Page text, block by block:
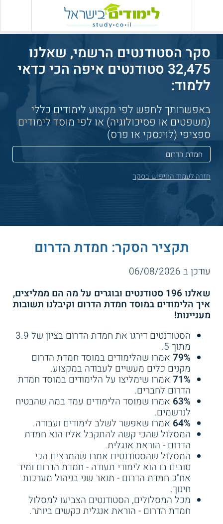
סקר הסטודנטים הרשמי, שאלנו
32,475 סטודנטים איפה הכי כדאי
ללמוד:
באפשרותך לחפש לפי מקצוע לימודים כללי
(משפטים או פסיכולוגיה) או לפי מוסד לימודים
ספציפי (לוינסקי או פרס)
חזרה לעמוד החיפוש בסקר
תקציר הסקר: חמדת הדרום
עודכן ב 06/08/2026
שאלנו 196 סטודנטים ובוגרים על מה הם ממליצים,
איך הלימודים במוסד חמדת הדרום וקיבלנו תשובות
מעניינות!
הסטודנטים דירגו את חמדת הדרום בציון של 3.9
מתוך 5.
79% אמרו שהלימודים במוסד חמדת הדרום
מקנים כלים מעשיים לעבודה במקצוע.
71% אמרו שימליצו על הלימודים במוסד חמדת
הדרום לחברים.
63% אמרו שמוסד הלימודים עמד במה שהבטיח
לנרשמים.
64% אמרו שאפשר לשלב לימודים ועבודה.
המסלול שהכי קשה להתקבל אליו הוא חמדת
הדרום - הוראת אנגלית.
המסלול שהסטודנטים אמרו שהמרצים הכי
טובים בו הוא לימודי תעודה - חמדת הדרום ומיד
אח"כ חמדת הדרום - תואר שני בניהול מערכות
חינוך.
מכל המסלולים, הסטודנטים הצביעו למסלול
חמדת הדרום - הוראת אנגלית כקשים ביותר.